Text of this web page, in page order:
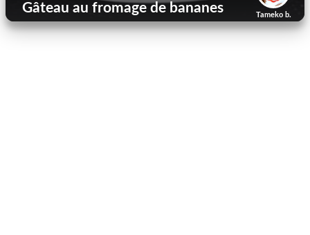
Tameko b.
Gâteau au fromage de bananes